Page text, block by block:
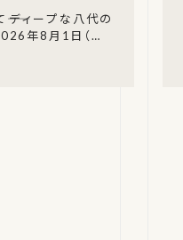
――ディープな八代の
年8月1日（土）